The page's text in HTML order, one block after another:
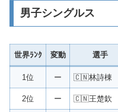
男子シングルス
世界ﾗﾝｸ 変動 選手
1位 ー 🇨🇳林詩棟
2位 ー 🇨🇳王楚欽